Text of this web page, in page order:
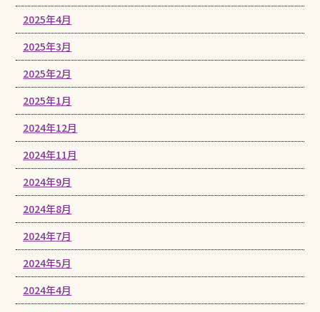
2025年4月
2025年3月
2025年2月
2025年1月
2024年12月
2024年11月
2024年9月
2024年8月
2024年7月
2024年5月
2024年4月